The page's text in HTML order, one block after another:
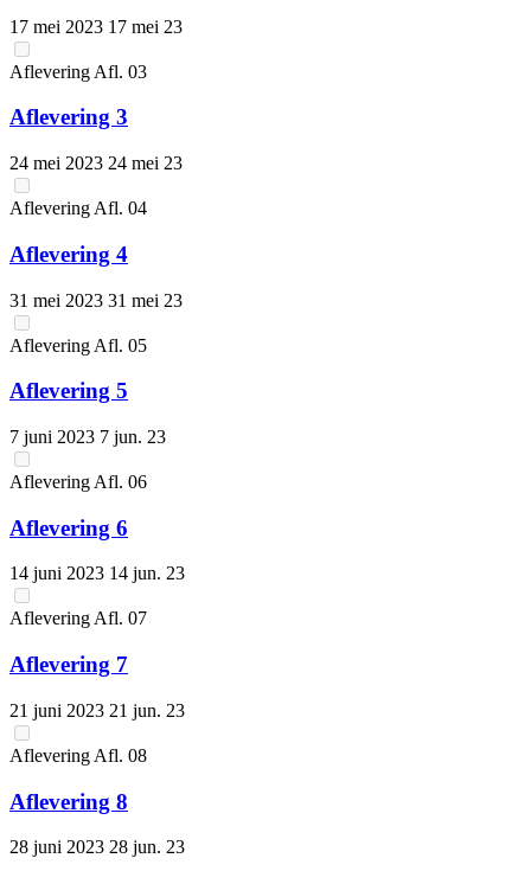
17 mei 2023 17 mei 23
Aflevering Afl. 03
Aflevering 3
24 mei 2023 24 mei 23
Aflevering Afl. 04
Aflevering 4
31 mei 2023 31 mei 23
Aflevering Afl. 05
Aflevering 5
7 juni 2023 7 jun. 23
Aflevering Afl. 06
Aflevering 6
14 juni 2023 14 jun. 23
Aflevering Afl. 07
Aflevering 7
21 juni 2023 21 jun. 23
Aflevering Afl. 08
Aflevering 8
28 juni 2023 28 jun. 23